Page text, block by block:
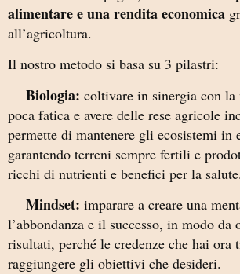
alimentare e una rendita economica
all’agricoltura.
Il nostro metodo si basa su 3 pilastri:
— Biologia: coltivare in sinergia con la
poca fatica e avere delle rese agricole
permette di mantenere gli ecosistemi in
garantendo terreni sempre fertili e
ricchi di nutrienti e benefici per la salute.
— Mindset: imparare a creare una
l’abbondanza e il successo, in modo da
risultati, perché le credenze che hai
raggiungere gli obiettivi che desideri.